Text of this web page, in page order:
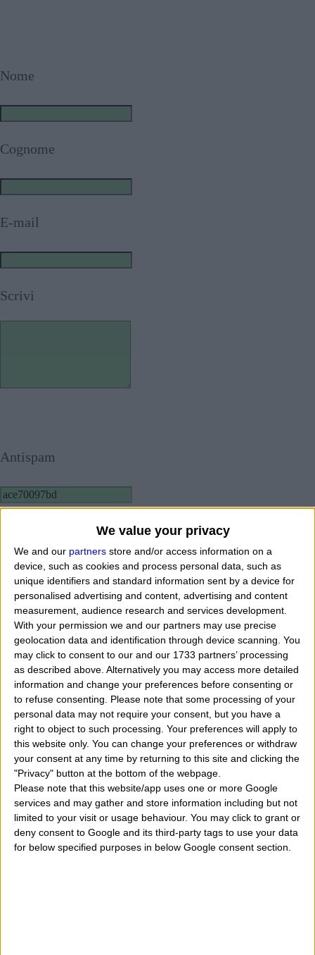
We value your privacy
We and our partners store and/or access information on a
device, such as cookies and process personal data, such as
unique identifiers and standard information sent by a device for
personalised advertising and content, advertising and content
measurement, audience research and services development.
With your permission we and our partners may use precise
geolocation data and identification through device scanning. You
may click to consent to our and our 1733 partners’ processing
as described above. Alternatively you may access more detailed
information and change your preferences before consenting or
to refuse consenting.
Please note that some processing of your
personal data may not require your consent, but you have a
right to object to such processing. Your preferences will apply to
this website only. You can change your preferences or withdraw
your consent at any time by returning to this site and clicking the
"Privacy" button at the bottom of the webpage.
Please note that this website/app uses one or more Google
services and may gather and store information including but not
limited to your visit or usage behaviour. You may click to grant or
deny consent to Google and its third-party tags to use your data
for below specified purposes in below Google consent section.
Nome
Cognome
E-mail
Scrivi
Antispam
Autorizzo l'uso ed il trattamento dei dati personali
ai sensi dell' art. 23 D.lgt. 196/2003 e art. 13 del
Regolamento (UE) 2016/679 (GDPR)
e secondo le condizioni espresse nellapagina
d'informativa sulla privacy.